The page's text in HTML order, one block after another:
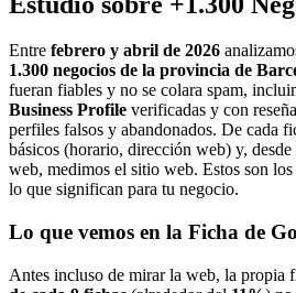
Entre febrero y abril de 2026
1.300 negocios de la provincia de
fueran fiables y no se colara spam,
Business Profile verificadas y con
perfiles falsos y abandonados. De cada
básicos (horario, dirección web) y, desde
web, medimos el sitio web. Estos son
lo que significan para tu negocio.
Lo que vemos en la Ficha de
Antes incluso de mirar la web, la propia